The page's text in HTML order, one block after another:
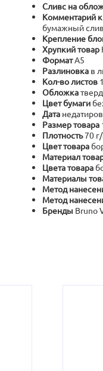
Сливс на
Комментарий
бумажный
Крепление
Хрупкий товар
ФорматА5
Разлиновка в
Кол-во листов
Обложка
Цвет бумаги
Дата
Размер товара
Плотность70
Цвет товара
Материал
Цвета товара
Материалы
Метод
Метод
Бренды Bruno